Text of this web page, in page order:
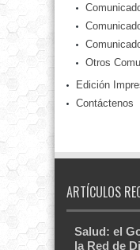
Otros
Edición
Contáctenos
ARTÍCULOS
Salud: el
la Red de